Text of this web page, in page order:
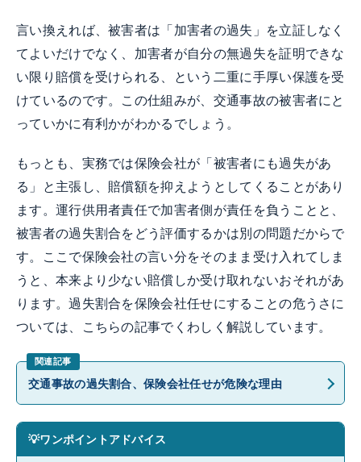
言い換えれば、被害者は「加害者の過失」を立証しなく
てよいだけでなく、加害者が自分の無過失を証明できな
い限り賠償を受けられる、という二重に手厚い保護を受
けているのです。この仕組みが、交通事故の被害者にと
っていかに有利かがわかるでしょう。
もっとも、実務では保険会社が「被害者にも過失があ
る」と主張し、賠償額を抑えようとしてくることがあり
ます。運行供用者責任で加害者側が責任を負うことと、
被害者の過失割合をどう評価するかは別の問題だからで
す。ここで保険会社の言い分をそのまま受け入れてしま
うと、本来より少ない賠償しか受け取れないおそれがあ
ります。過失割合を保険会社任せにすることの危うさに
ついては、こちらの記事でくわしく解説しています。
交通事故の過失割合、保険会社任せが危険な理由
ワンポイントアドバイス